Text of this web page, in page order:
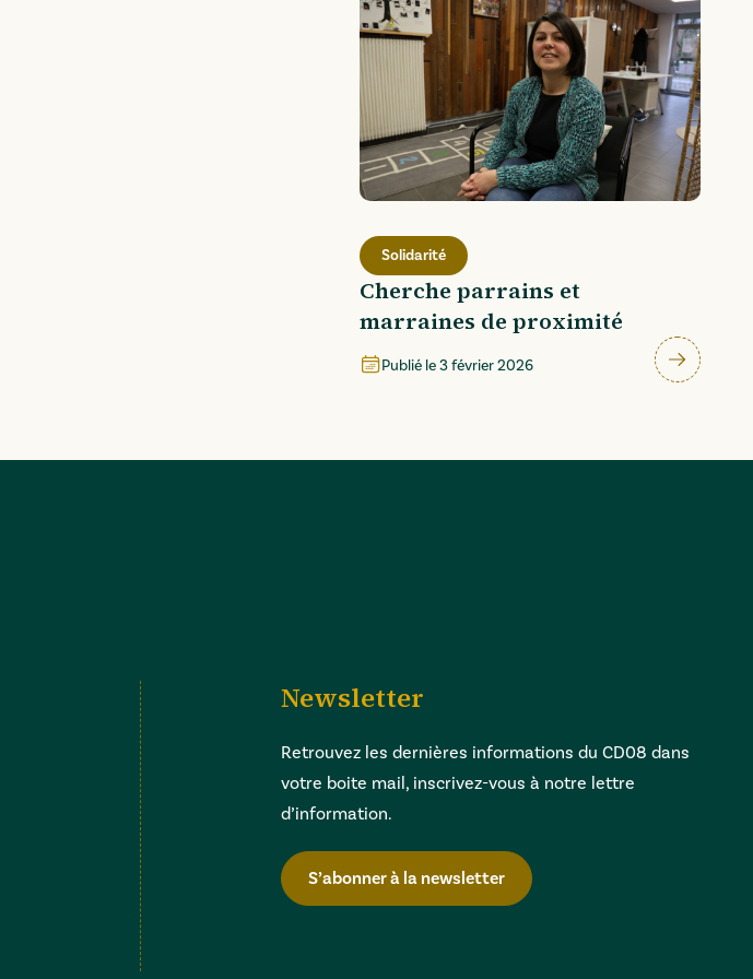
Solidarité
Cherche parrains et
marraines de proximité
Publié le3 février 2026
Newsletter
Retrouvez les dernières informations du CD08 dans
votre boite mail, inscrivez-vous à notre lettre
d’information.
S’abonner à la newsletter